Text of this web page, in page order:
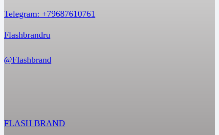
Telegram: +79687610761
Flashbrandru
@Flashbrand
FLASH BRAND